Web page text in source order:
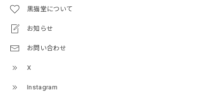
黒猫堂について
お知らせ
お問い合わせ
X
Instagram